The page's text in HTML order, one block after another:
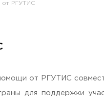
граждан
от РГУТИС
от РГУТИС
для поддержки